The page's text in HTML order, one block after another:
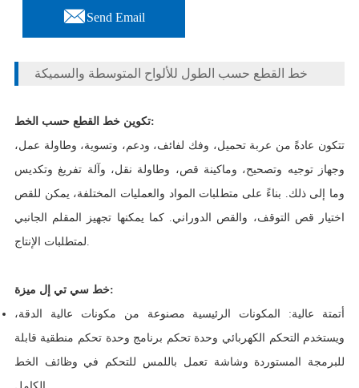
Send Email
خط القطع حسب الطول للألواح المتوسطة والسميكة
تكوين خط القطع حسب الخط:
تتكون عادةً من عربة تحميل، وفك لفائف، ودعم، وتسوية، وطاولة عمل،
وجهاز توجيه وتصحيح، وماكينة قص، وطاولة نقل، وآلة تفريغ وتكديس
وما إلى ذلك. بناءً على متطلبات المواد والعمليات المختلفة، يمكن للقص
اختيار قص التوقف، والقص الدوراني. كما يمكنها تجهيز المقلم الجانبي
لمتطلبات الإنتاج.
ميزة
خط سي تي إل:
أتمتة عالية: المكونات الرئيسية مصنوعة من مكونات عالية الدقة،
ويستخدم التحكم الكهربائي وحدة تحكم برنامج وحدة تحكم منطقية قابلة
للبرمجة المستوردة وشاشة تعمل باللمس للتحكم في وظائف الخط